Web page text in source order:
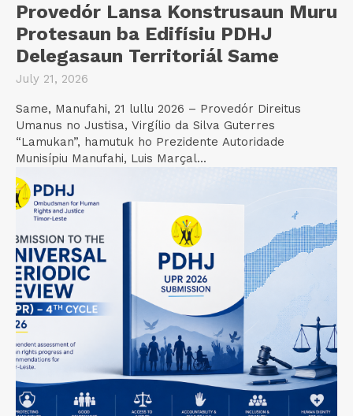
Provedór Lansa Konstrusaun Muru
Protesaun ba Edifísiu PDHJ
Delegasaun Territoriál Same
July 21, 2026
Same, Manufahi, 21 lullu 2026 – Provedór Direitus
Umanus no Justisa, Virgílio da Silva Guterres
“Lamukan”, hamutuk ho Prezidente Autoridade
Munisípiu Manufahi, Luis Marçal...